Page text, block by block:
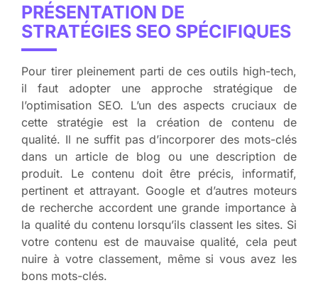
PRÉSENTATION DE
STRATÉGIES SEO SPÉCIFIQUES
Pour tirer pleinement parti de ces outils high-tech,
il faut adopter une approche stratégique de
l’optimisation SEO. L’un des aspects cruciaux de
cette stratégie est la création de contenu de
qualité. Il ne suffit pas d’incorporer des mots-clés
dans un article de blog ou une description de
produit. Le contenu doit être précis, informatif,
pertinent et attrayant. Google et d’autres moteurs
de recherche accordent une grande importance à
la qualité du contenu lorsqu’ils classent les sites. Si
votre contenu est de mauvaise qualité, cela peut
nuire à votre classement, même si vous avez les
bons mots-clés.